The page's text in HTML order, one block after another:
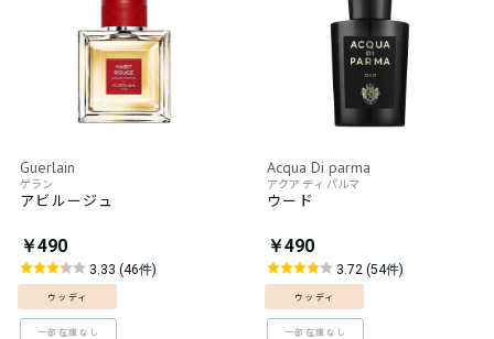
Guerlain
ゲラン
アビルージュ
￥490
3.33 (46件)
ウッディ
一部在庫なし
Acqua Di parma
アクア ディ パルマ
ウード
￥490
3.72 (54件)
ウッディ
一部在庫なし